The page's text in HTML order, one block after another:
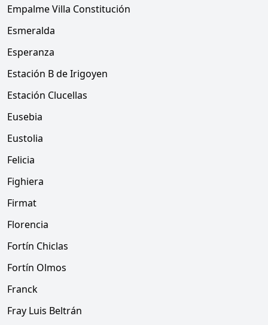
Empalme Villa Constitución
Esmeralda
Esperanza
Estación B de Irigoyen
Estación Clucellas
Eusebia
Eustolia
Felicia
Fighiera
Firmat
Florencia
Fortín Chiclas
Fortín Olmos
Franck
Fray Luis Beltrán